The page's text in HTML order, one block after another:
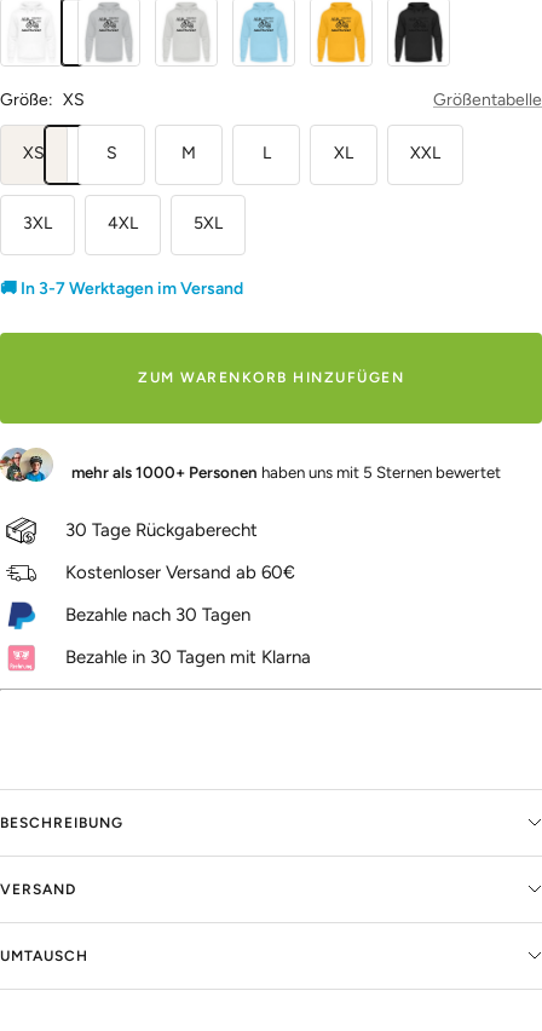
Arktikweiß
Heather
Sport
Grey
Sport
Grey
HimmelblauSonnengelbTief
Schwarz
Größe: XS Größentabelle
XS S M L XL XXL
3XL 4XL 5XL
🚚 In 3-7 Werktagen im Versand
ZUM WARENKORB HINZUFÜGEN
mehr als 1000+ Personen haben uns mit 5 Sternen bewertet
30 Tage Rückgaberecht
Kostenloser Versand ab 60€
Bezahle nach 30 Tagen
Bezahle in 30 Tagen mit Klarna
BESCHREIBUNG
VERSAND
UMTAUSCH